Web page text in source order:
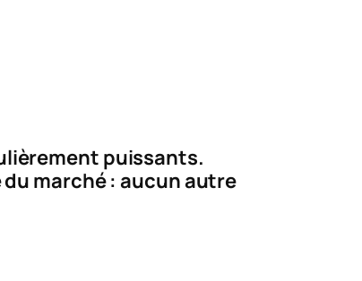
puissants.
marché : aucun autre